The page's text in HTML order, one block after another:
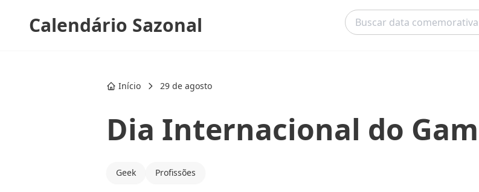
Calendário Sazonal
Início 29 de agosto
Dia Internacional do
Geek Profissões